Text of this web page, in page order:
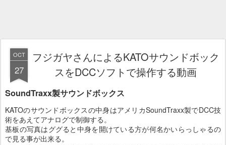
OCT
27
フジガヤさんによるKATOサウンドボック
スをDCCソフトで操作する動画
SoundTraxx製サウンドボックス
KATOのサウンドボックスの中身はアメリカSoundTraxx製でDCC技
術をあえてアナログで制御する。
基板の写真はググると中身を開けている方が何名かいらっしゃるの
で見る事が出来る。